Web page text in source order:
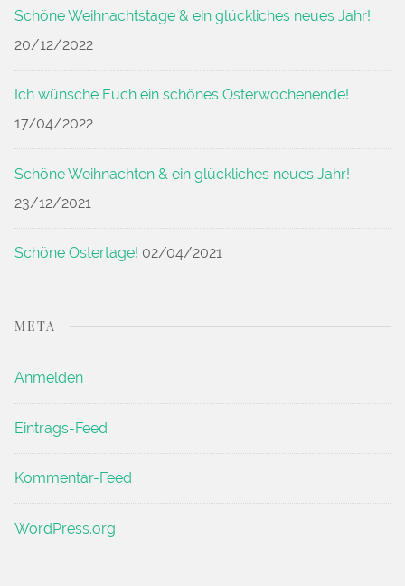
Schöne Weihnachtstage & ein glückliches neues Jahr!
20/12/2022
Ich wünsche Euch ein schönes Osterwochenende!
17/04/2022
Schöne Weihnachten & ein glückliches neues Jahr!
23/12/2021
Schöne Ostertage! 02/04/2021
META
Anmelden
Eintrags-Feed
Kommentar-Feed
WordPress.org